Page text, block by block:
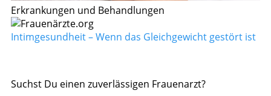
Erkrankungen und Behandlungen
Intimgesundheit – Wenn das Gleichgewicht gestört ist
Suchst Du einen zuverlässigen Frauenarzt?